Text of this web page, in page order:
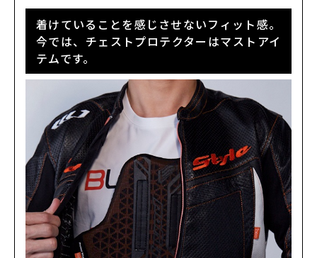
着けていることを感じさせないフィット感。
今では、チェストプロテクターはマストアイ
テムです。